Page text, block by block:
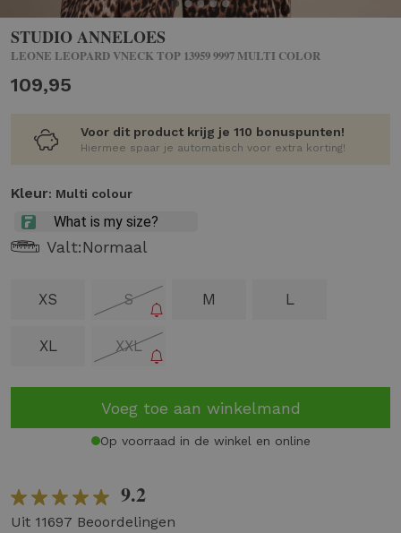
STUDIO ANNELOES
LEONE LEOPARD VNECK TOP 13959 9997 MULTI COLOR
109,95
Voor dit product krijg je 110 bonuspunten!
Hiermee spaar je automatisch voor extra korting!
Kleur: Multi colour
Valt:Normaal
XS S M L
XL XXL
Voeg toe aan winkelmand
Op voorraad in de winkel en online
9.2
Uit 11697 Beoordelingen